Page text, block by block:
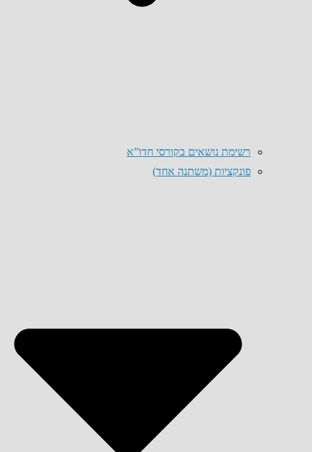
רשימת נושאים בקורסי חדו”א
פונקציות (משתנה אחד)